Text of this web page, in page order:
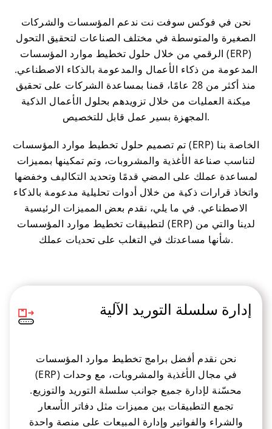
نحن في فوكس سوفت نت ندعم المؤسسات والشركات
الصغيرة والمتوسطة في مختلف الصناعات لتحقيق التحول
الرقمي من خلال حلول تخطيط موارد المؤسسات (ERP)
المدعومة من ذكاء الأعمال والمدعومة بالذكاء الاصطناعي.
منذ أكثر من 28 عامًا، قمنا بمساعدة الشركات على تحقيق
ميكنة العمليات من خلال تزويدهم بحلول الأعمال الذكية
المجهزة بسير عمل قابل للتخصيص.
تم تصميم حلول تخطيط موارد المؤسسات (ERP) الخاصة بنا
لتناسب صناعة الأغذية والمشروبات، وتم تمكينها بمميزات
لمساعدة عملك على المضي قدمًا وتحديد التكاليف وخفضها
واتخاذ قرارات ذكية من خلال أدوات تحليلية مدعومة بالذكاء
الاصطناعي. في ما يلي، نقدم بعض المميزات الرئيسية
لتطبيقات تخطيط موارد المؤسسات (ERP) لدينا والتي من
شأنها مساعدتك في التغلب على تحديات عملك.
إدارة سلسلة التوريد الآلية
نحن نقدم أفضل برامج تخطيط موارد المؤسسات
(ERP) في مجال الأغذية والمشروبات، مع وحدات
محسّنة لإدارة جميع جوانب سلسلة التوريد والتوزيع.
تجمع التطبيقات بين مميزات مثل دفاتر الأسعار
والشراء والفواتير وإدارة المبيعات على منصة واحدة